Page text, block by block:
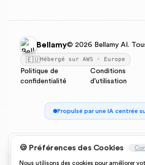
Bellamy© 2026 Bellamy AI.
🇪🇺Hébergé sur AWS · Europe
Politique de
confidentialité
Conditions
d'utilisation
Propulsé par une IA centrée
🍪 Préférences des Cookies
Nous utilisons des cookies pour améliorer